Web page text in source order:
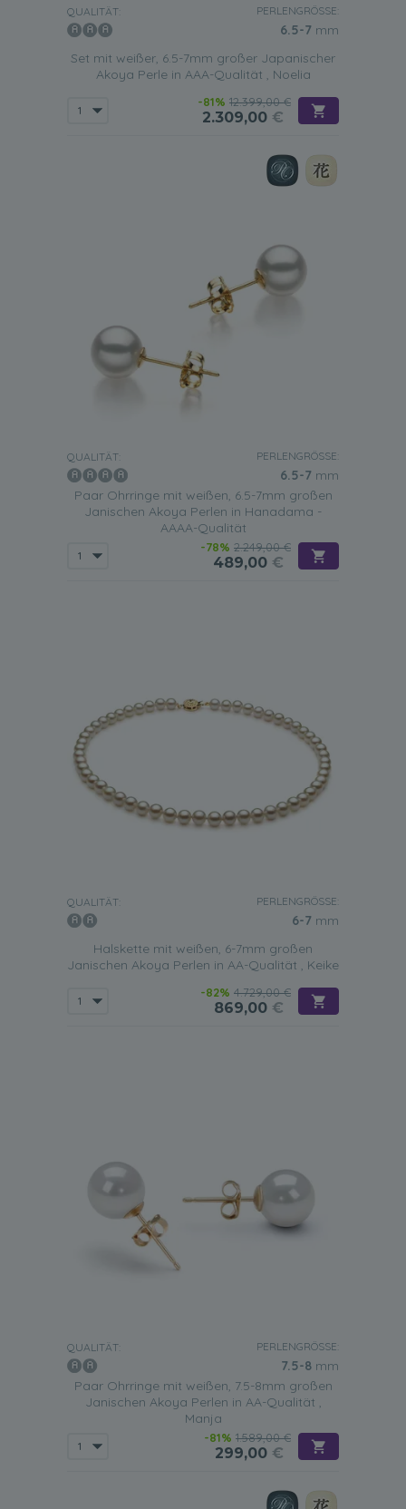
QUALITÄT: PERLENGRÖSSE:
6.5-7 mm
Set mit weißer, 6.5-7mm großer Japanischer
Akoya Perle in AAA-Qualität , Noelia
-81% 12.399,00 €
2.309,00 €
QUALITÄT: PERLENGRÖSSE:
6.5-7 mm
Paar Ohrringe mit weißen, 6.5-7mm großen
Janischen Akoya Perlen in Hanadama -
AAAA-Qualität
-78% 2.249,00 €
489,00 €
QUALITÄT: PERLENGRÖSSE:
6-7 mm
Halskette mit weißen, 6-7mm großen
Janischen Akoya Perlen in AA-Qualität , Keike
-82% 4.729,00 €
869,00 €
QUALITÄT: PERLENGRÖSSE:
7.5-8 mm
Paar Ohrringe mit weißen, 7.5-8mm großen
Janischen Akoya Perlen in AA-Qualität ,
Manja
-81% 1.589,00 €
299,00 €